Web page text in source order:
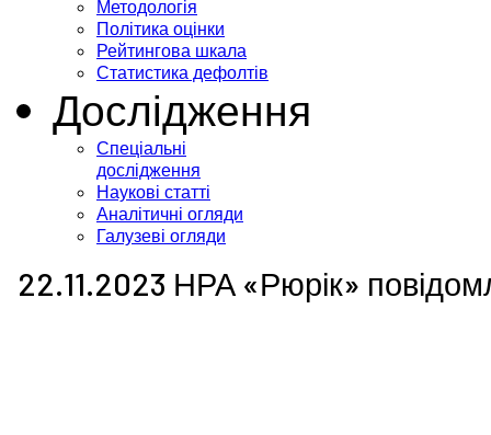
Методологія
Політика оцінки
Рейтингова шкала
Статистика дефолтів
Дослідження
Спеціальні
дослідження
Наукові статті
Аналітичні огляди
Галузеві огляди
22.11.2023 НРА «Рюрік»